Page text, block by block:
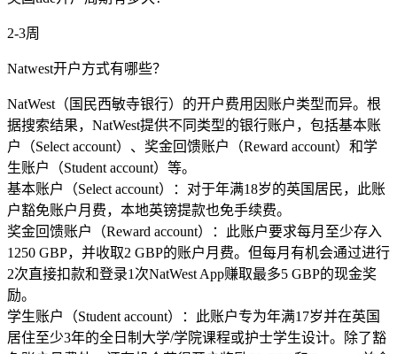
2-3周
Natwest开户方式有哪些？
NatWest（‌国民西敏寺银行）‌的开户费用因账户类型而异。‌根
据搜索结果，‌NatWest提供不同类型的银行账户，‌包括基本账
户（‌Select account）‌、‌奖金回馈账户（‌Reward account）‌和学
生账户（‌Student account）‌等。‌
基本账户（‌Select account）‌：‌对于年满18岁的英国居民，‌此账
户豁免账户月费，‌本地英镑提款也免手续费。‌
奖金回馈账户（‌Reward account）‌：‌此账户要求每月至少存入
1250 GBP，‌并收取2 GBP的账户月费。‌但每月有机会通过进行
2次直接扣款和登录1次NatWest App赚取最多5 GBP的现金奖
励。‌
学生账户（‌Student account）‌：‌此账户专为年满17岁并在英国
居住至少3年的全日制大学/学院课程或护士学生设计。‌除了豁